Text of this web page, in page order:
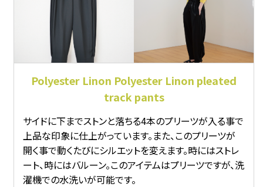
Polyester Linon Polyester Linon pleated
track pants
サイドに下までストンと落ちる4本のプリーツが入る事で
上品な印象に仕上がっています。また、このプリーツが
開く事で動くたびにシルエットを変えます。時にはストレ
ート、時にはバルーン。このアイテムはプリーツですが、洗
濯機での水洗いが可能です。